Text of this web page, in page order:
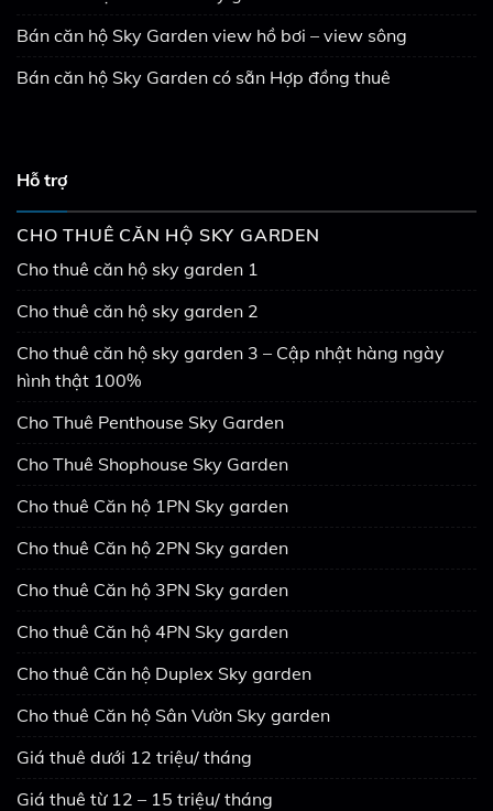
Bán căn hộ Sky Garden view hồ bơi – view sông
Bán căn hộ Sky Garden có sẵn Hợp đồng thuê
Hỗ trợ
CHO THUÊ CĂN HỘ SKY GARDEN
Cho thuê căn hộ sky garden 1
Cho thuê căn hộ sky garden 2
Cho thuê căn hộ sky garden 3 – Cập nhật hàng ngày
hình thật 100%
Cho Thuê Penthouse Sky Garden
Cho Thuê Shophouse Sky Garden
Cho thuê Căn hộ 1PN Sky garden
Cho thuê Căn hộ 2PN Sky garden
Cho thuê Căn hộ 3PN Sky garden
Cho thuê Căn hộ 4PN Sky garden
Cho thuê Căn hộ Duplex Sky garden
Cho thuê Căn hộ Sân Vườn Sky garden
Giá thuê dưới 12 triệu/ tháng
Giá thuê từ 12 – 15 triệu/ tháng